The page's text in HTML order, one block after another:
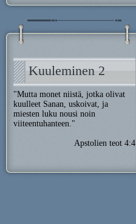
Kuuleminen 2
"Mutta monet niistä, jotka olivat
kuulleet Sanan, uskoivat, ja
miesten luku nousi noin
viiteentuhanteen."
Apstolien teot 4:4